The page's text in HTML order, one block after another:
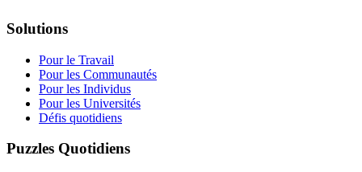
Solutions
Pour le Travail
Pour les Communautés
Pour les Individus
Pour les Universités
Défis quotidiens
Puzzles Quotidiens